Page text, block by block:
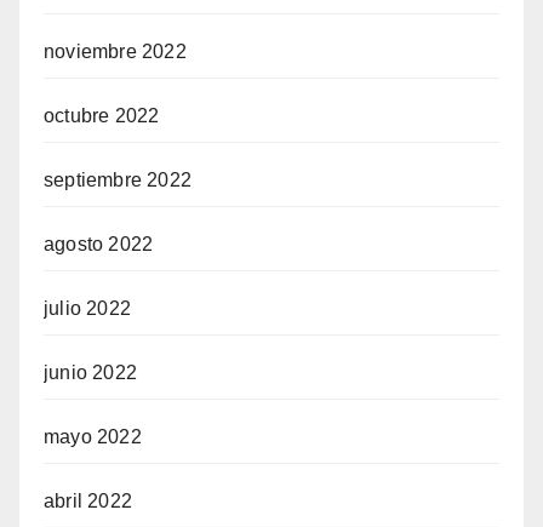
noviembre 2022
octubre 2022
septiembre 2022
agosto 2022
julio 2022
junio 2022
mayo 2022
abril 2022